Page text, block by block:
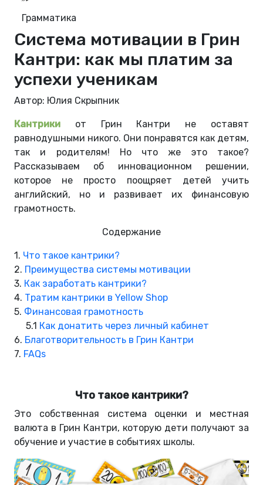
Грамматика
Система мотивации в Грин
Кантри: как мы платим за
успехи ученикам
Автор: Юлия Скрыпник
Кантрики от Грин Кантри не оставят
равнодушными никого. Они понравятся как детям,
так и родителям! Но что же это такое?
Рассказываем об инновационном решении,
которое не просто поощряет детей учить
английский, но и развивает их финансовую
грамотность.
Содержание
1. Что такое кантрики?
2. Преимущества системы мотивации
3. Как заработать кантрики?
4. Тратим кантрики в Yellow Shop
5. Финансовая грамотность
5.1 Как донатить через личный кабинет
6. Благотворительность в Грин Кантри
7. FAQs
Что такое кантрики?
Это собственная система оценки и местная
валюта в Грин Кантри, которую дети получают за
обучение и участие в событиях школы.